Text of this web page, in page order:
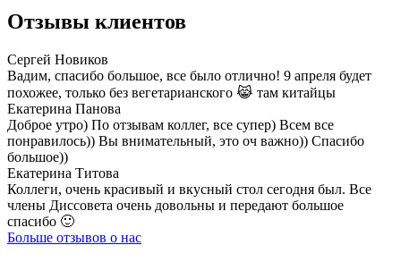
Отзывы клиентов
Сергей Новиков
Вадим, спасибо большое, все было отлично! 9 апреля будет
похожее, только без вегетарианского 😹 там китайцы
Екатерина Панова
Доброе утро) По отзывам коллег, все супер) Всем все
понравилось)) Вы внимательный, это оч важно)) Спасибо
большое))
Екатерина Титова
Коллеги, очень красивый и вкусный стол сегодня был. Все
члены Диссовета очень довольны и передают большое
спасибо 🙂
Больше отзывов о нас